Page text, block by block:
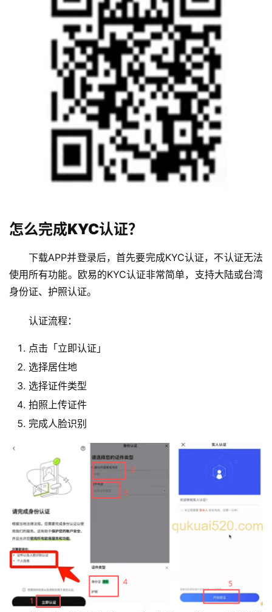
怎么完成KYC认证？
下载APP并登录后，首先要完成KYC认证，不认证无法
使用所有功能。欧易的KYC认证非常简单，支持大陆或台湾
身份证、护照认证。
认证流程：
点击「立即认证」
选择居住地
选择证件类型
拍照上传证件
完成人脸识别